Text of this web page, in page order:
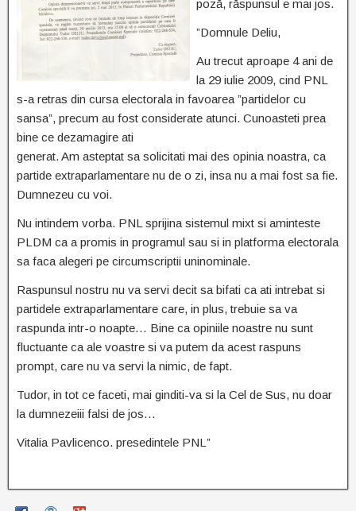
poză, răspunsul e mai jos.
”Domnule Deliu,
Au trecut aproape 4 ani de
la 29 iulie 2009, cind PNL
s-a retras din cursa electorala in favoarea ”partidelor cu
sansa”, precum au fost considerate atunci. Cunoasteti prea
bine ce dezamagire ati
generat. Am asteptat sa solicitati mai des opinia noastra, ca
partide extraparlamentare nu de o zi, insa nu a mai fost sa fie.
Dumnezeu cu voi.
Nu intindem vorba. PNL sprijina sistemul mixt si aminteste
PLDM ca a promis in programul sau si in platforma electorala
sa faca alegeri pe circumscriptii uninominale.
Raspunsul nostru nu va servi decit sa bifati ca ati intrebat si
partidele extraparlamentare care, in plus, trebuie sa va
raspunda intr-o noapte… Bine ca opiniile noastre nu sunt
fluctuante ca ale voastre si va putem da acest raspuns
prompt, care nu va servi la nimic, de fapt.
Tudor, in tot ce faceti, mai ginditi-va si la Cel de Sus, nu doar
la dumnezeiii falsi de jos…
Vitalia Pavlicenco. presedintele PNL”